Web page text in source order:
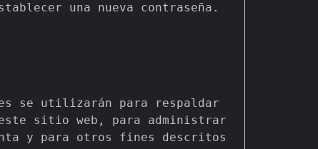
una nueva contraseña.
se utilizarán para respaldar
sitio web, para administrar
y para otros fines descritos